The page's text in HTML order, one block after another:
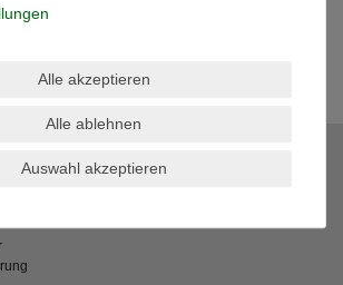
ab € 49,90
Alle akzeptieren
Alle ablehnen
Auswahl akzeptieren